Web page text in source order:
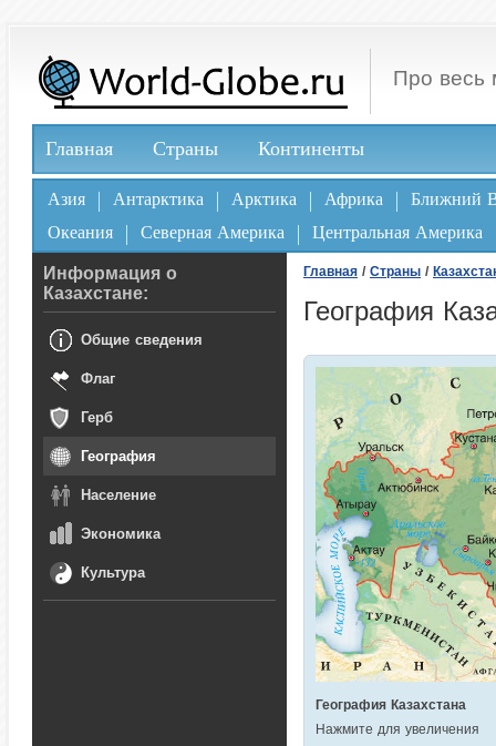
Про весь
Главная Страны Континенты
Азия Антарктика Арктика Африка
Ближний
Океания
Северная Америка Центральная Америка
Главная / Страны /
География
География Казахстана
Нажмите для увеличения
Информация о
Казахстане:
Общие сведения
Флаг
Герб
География
Население
Экономика
Культура